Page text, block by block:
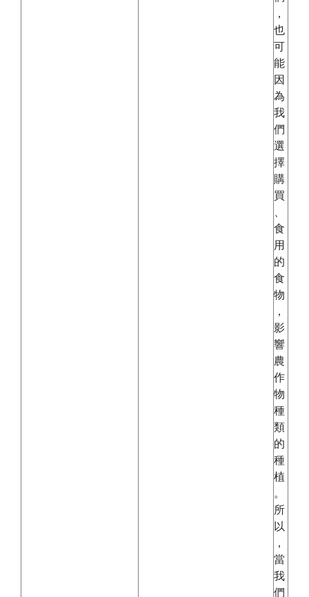
，
也
可
能
因
為
我
們
選
擇
購
買
食
用
的
食
物
，
影
響
農
作
物
種
類
的
種
植
。
所
以
，
當
我
們